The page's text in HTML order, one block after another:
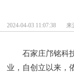
2024-04-03 11:07:38 来
石家庄邝铭科
业，自创立以来，